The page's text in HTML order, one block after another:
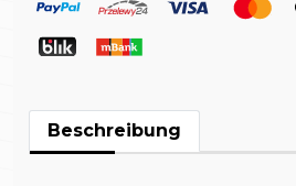
Beschreibung